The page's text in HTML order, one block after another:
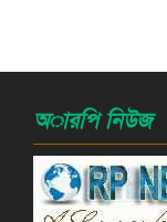
অারপি নিউজ